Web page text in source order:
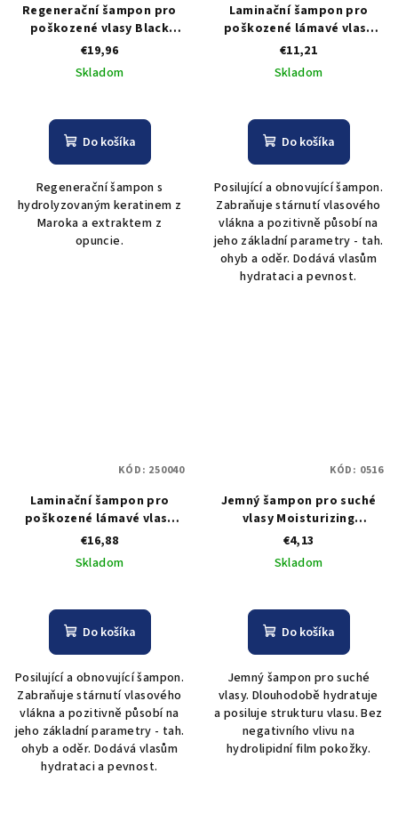
Regenerační šampon pro
poškozené vlasy Black
Professional Premium
Perlé Shampoo – 1000 ml
€19,96
Skladom
Do košíka
Regenerační šampon s
hydrolyzovaným keratinem z
Maroka a extraktem z
opuncie.
Laminační šampon pro
poškozené lámavé vlasy
Black Argent Glowin Effect
300 ml
€11,21
Skladom
Do košíka
Posilující a obnovující šampon.
Zabraňuje stárnutí vlasového
vlákna a pozitivně působí na
jeho základní parametry - tah.
ohyb a oděr. Dodává vlasům
hydrataci a pevnost.
Laminační šampon pro
poškozené lámavé vlasy
Black Argent Glowin Effect
1000 ml
€16,88
Skladom
Do košíka
Posilující a obnovující šampon.
Zabraňuje stárnutí vlasového
vlákna a pozitivně působí na
jeho základní parametry - tah.
ohyb a oděr. Dodává vlasům
hydrataci a pevnost.
KÓD: 250040
Jemný šampon pro suché
vlasy Moisturizing
Shampoo Vegetable 1000
ml
€4,13
Skladom
Do košíka
Jemný šampon pro suché
vlasy. Dlouhodobě hydratuje
a posiluje strukturu vlasu. Bez
negativního vlivu na
hydrolipidní film pokožky.
KÓD: 0516